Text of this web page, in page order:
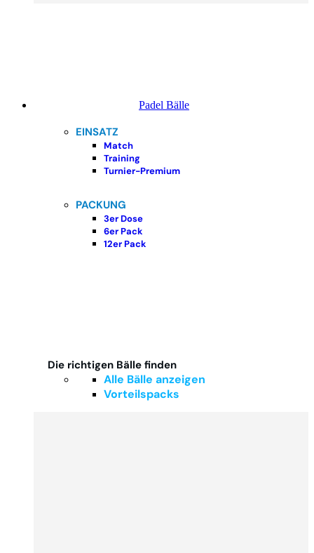
Padel Bälle
EINSATZ
Match
Training
Turnier-Premium
PACKUNG
3er Dose
6er Pack
12er Pack
Die richtigen Bälle finden
Alle Bälle anzeigen
Vorteilspacks